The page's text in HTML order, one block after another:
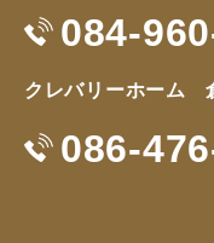
084-
クレバリーホーム
086-